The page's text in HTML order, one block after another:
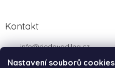
Nastavení souborů cookies
Kontakt
info@dedovadilna.cz
+ 420 777 722 123